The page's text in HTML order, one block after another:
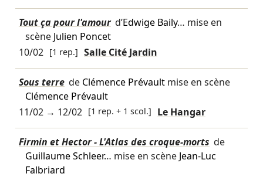
Tout ça pour l'amour d’Edwige Baily… mise en
scène Julien Poncet
10/02 [1 rep.] Salle Cité Jardin
Sous terre de Clémence Prévaultmise en scène
Clémence Prévault
11/02→ 12/02 [1 rep. + 1 scol.] Le Hangar
Firmin et Hector - L'Atlas des croque-morts de
Guillaume Schleer… mise en scène Jean-Luc
Falbriard